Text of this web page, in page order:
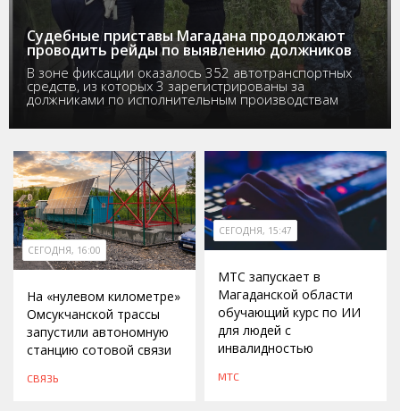
Судебные приставы Магадана продолжают
проводить рейды по выявлению должников
В зоне фиксации оказалось 352 автотранспортных
средств, из которых 3 зарегистрированы за
должниками по исполнительным производствам
СЕГОДНЯ, 16:00
На «нулевом километре»
Омсукчанской трассы
запустили автономную
станцию сотовой связи
СВЯЗЬ
СЕГОДНЯ, 15:47
МТС запускает в
Магаданской области
обучающий курс по ИИ
для людей с
инвалидностью
МТС